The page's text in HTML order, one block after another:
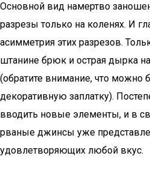
Основной вид намертво
разрезы только на коленях. И
асимметрия этих разрезов.
штанине брюк и острая дырка
(обратите внимание, что можно
декоративную заплатку).
вводить новые элементы, и в
рваные джинсы уже
удовлетворяющих любой вкус.